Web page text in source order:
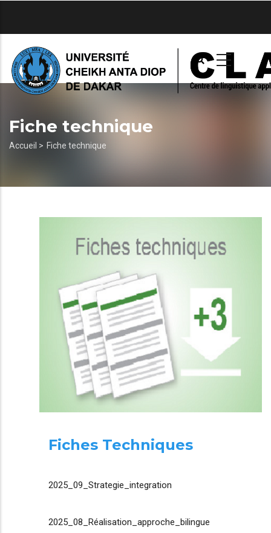
principal
Fiche technique
Fil
Accueil > Fiche technique
Fiches Techniques
2025_09_Strategie_integration
2025_08_Réalisation_approche_bilingue